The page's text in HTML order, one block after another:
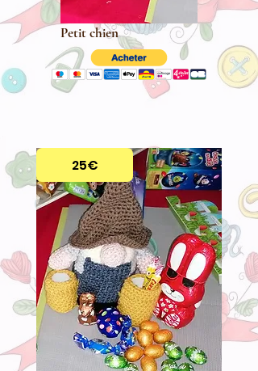
Petit chien
25€